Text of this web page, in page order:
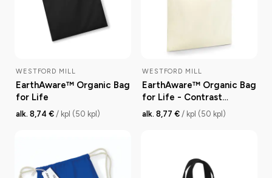
WESTFORD MILL
EarthAware™ Organic Bag
for Life
alk. 8,74 € / kpl (50 kpl)
WESTFORD MILL
EarthAware™ Organic Bag
for Life - Contrast
Handles
alk. 8,77 € / kpl (50 kpl)